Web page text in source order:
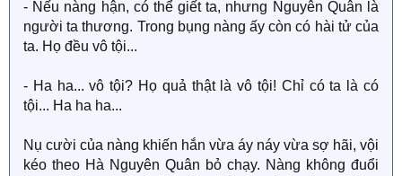
- Nếu nàng hận, có thể giết ta, nhưng Nguyên Quân là
người ta thương. Trong bụng nàng ấy còn có hài tử của
ta. Họ đều vô tội...
- Ha ha... vô tội? Họ quả thật là vô tội! Chỉ có ta là có
tội... Ha ha ha...
Nụ cười của nàng khiến hắn vừa áy náy vừa sợ hãi, vội
kéo theo Hà Nguyên Quân bỏ chạy. Nàng không đuổi